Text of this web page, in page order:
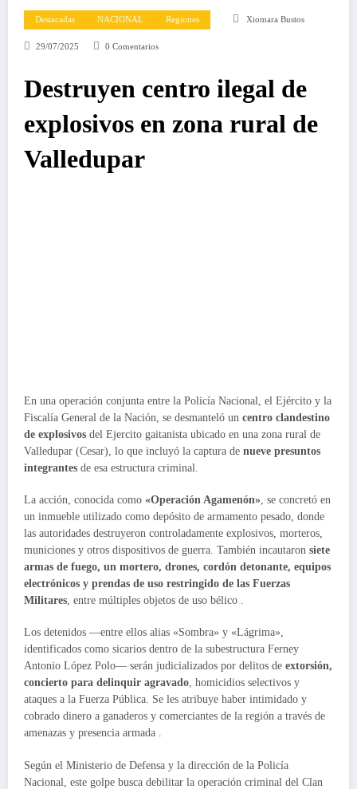
Destacadas NACIONAL Regiones Xiomara Bustos
29/07/2025 0 Comentarios
Destruyen centro ilegal de
explosivos en zona rural de
Valledupar
En una operación conjunta entre la Policía Nacional, el Ejército y la
Fiscalía General de la Nación, se desmanteló un centro clandestino
de explosivos del Ejercito gaitanista ubicado en una zona rural de
Valledupar (Cesar), lo que incluyó la captura de nueve presuntos
integrantes de esa estructura criminal.
La acción, conocida como «Operación Agamenón», se concretó en
un inmueble utilizado como depósito de armamento pesado, donde
las autoridades destruyeron controladamente explosivos, morteros,
municiones y otros dispositivos de guerra. También incautaron siete
armas de fuego, un mortero, drones, cordón detonante, equipos
electrónicos y prendas de uso restringido de las Fuerzas
Militares, entre múltiples objetos de uso bélico .
Los detenidos —entre ellos alias «Sombra» y «Lágrima»,
identificados como sicarios dentro de la subestructura Ferney
Antonio López Polo— serán judicializados por delitos de extorsión,
concierto para delinquir agravado, homicidios selectivos y
ataques a la Fuerza Pública. Se les atribuye haber intimidado y
cobrado dinero a ganaderos y comerciantes de la región a través de
amenazas y presencia armada .
Según el Ministerio de Defensa y la dirección de la Policía
Nacional, este golpe busca debilitar la operación criminal del Clan